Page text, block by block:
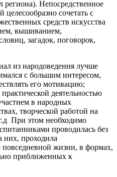
региона). Непосредственное
сочетать с
средств искусства
вышиванием,
загадок, поговорок,
из народоведения лучше
с большим интересом,
его мотивацию;
практической деятельностью
в народных
творческой работой на
При этом необходимо
проводилась без
них, проходила
повседневной жизни, в формах,
приближенных к